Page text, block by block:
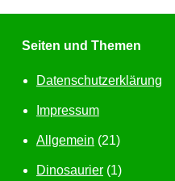
Seiten und Themen
Datenschutzerklärung
Impressum
Allgemein (21)
Dinosaurier(1)